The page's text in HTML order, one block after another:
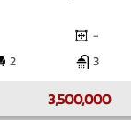
-
2 3
3,500,000